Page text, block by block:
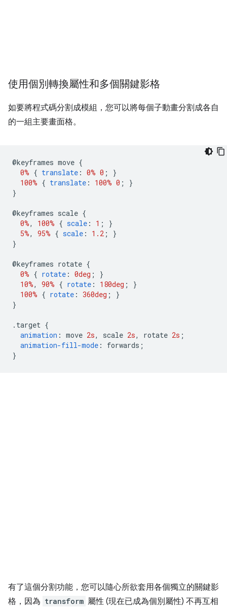
使用個別轉換屬性和多個關鍵影格
如要將程式碼分割成模組，您可以將每個子動畫分割成各自
的一組主要畫面格。
@keyframes move {
0% { translate : 0% 0 ;
}
100% { translate : 100% 0 ;
}
}
@keyframes scale {
0%, 100% { scale : 1 ;
}
5%, 95% { scale : 1.2 ;
}
}
@keyframes rotate {
0% { rotate : 0deg ;
}
10%, 90% { rotate : 180deg ;
}
100% { rotate : 360deg ;
}
}
. target {
animation : move 2s, scale 2s, rotate 2s ;
animation-fill-mode : forwards ;
}
有了這個分割功能，您可以隨心所欲套用各個獨立的關鍵影
格，因為 transform 屬性 (現在已成為個別屬性) 不再互相